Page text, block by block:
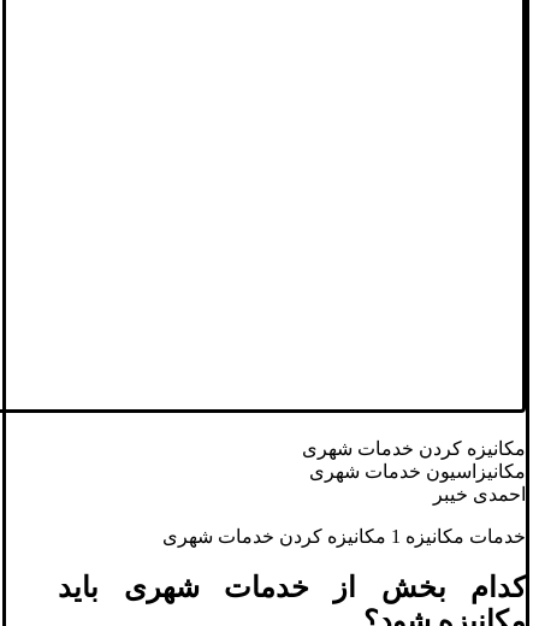
مکانیزه کردن خدمات شهری
مکانیزاسیون خدمات شهری
احمدی خیبر
خدمات مکانیزه 1 مکانیزه کردن خدمات شهری
کدام بخش از خدمات شهری باید